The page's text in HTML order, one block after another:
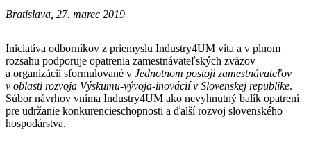
Bratislava, 27. marec 2019
Iniciatíva odborníkov z priemyslu Industry4UM víta a v plnom
rozsahu podporuje opatrenia zamestnávateľských zväzov
a organizácií sformulované v Jednotnom postoji zamestnávateľov
v oblasti rozvoja Výskumu-vývoja-inovácií v Slovenskej republike.
Súbor návrhov vníma Industry4UM ako nevyhnutný balík opatrení
pre udržanie konkurencieschopnosti a ďalší rozvoj slovenského
hospodárstva.